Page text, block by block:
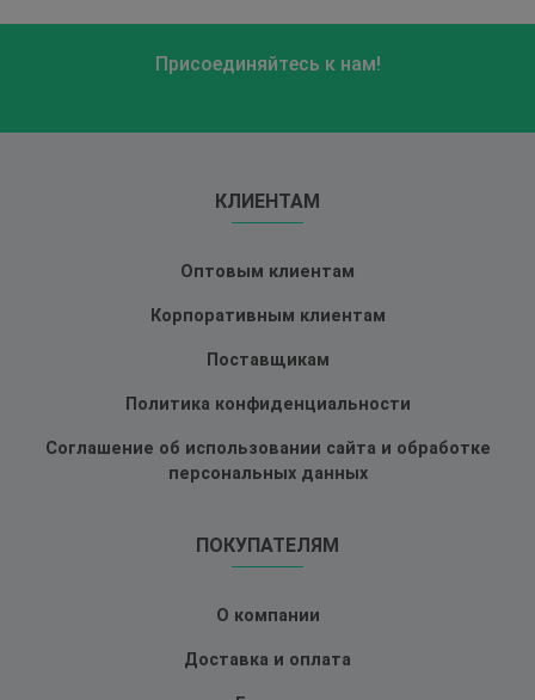
Присоединяйтесь к нам!
КЛИЕНТАМ
Оптовым клиентам
Корпоративным клиентам
Поставщикам
Политика конфиденциальности
Соглашение об использовании сайта и обработке
персональных данных
ПОКУПАТЕЛЯМ
О компании
Доставка и оплата